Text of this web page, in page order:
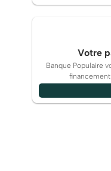
Votre
Banque Populaire